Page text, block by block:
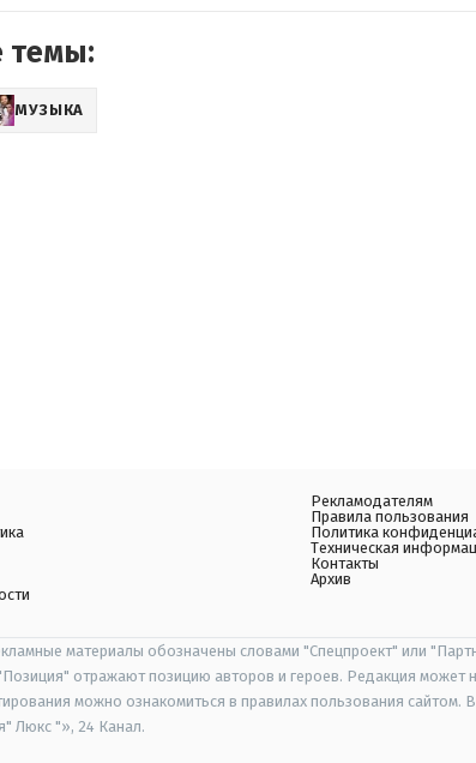
темы:
МУЗЫКА
Рекламодателям
Правила пользования
Политика
Техническая
Контакты
Архив
материалы обозначены словами "Спецпроект" или
отражают позицию авторов и героев. Редакция может
можно ознакомиться в правилах пользования
Люкс "», 24 Канал.